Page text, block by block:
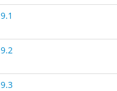
9.1
9.2
9.3